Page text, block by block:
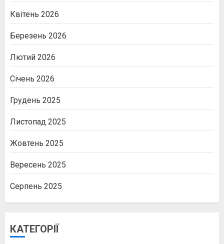
Квітень 2026
Березень 2026
Лютий 2026
Січень 2026
Грудень 2025
Листопад 2025
Жовтень 2025
Вересень 2025
Серпень 2025
КАТЕГОРІЇ